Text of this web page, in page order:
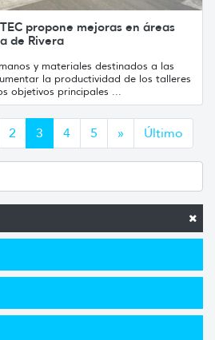
propone mejoras en áreas
de Rivera
y materiales destinados a las
la productividad de los talleres
objetivos principales ...
2 3 4 5 » Siguiente
Último